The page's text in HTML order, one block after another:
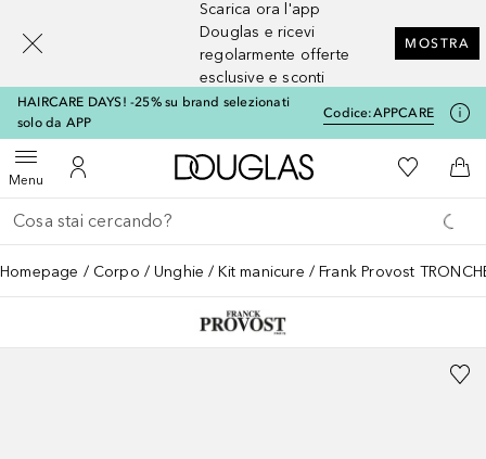
Scarica ora l'app
Douglas e ricevi
regolarmente offerte
esclusive e sconti
MOSTRA
HAIRCARE DAYS! -25% su brand selezionati
solo da APP
Codice:APPCARE
MenuApri menuAl Mio Account
A Douglas HomeAlla Mia
Al
Torna indietro
Esegui ricerca
Homepage Corpo Unghie Kit manicure Frank Provost
[navigation.slideout.screenreader]